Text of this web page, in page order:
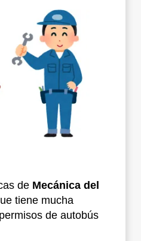
de Mecánica del
tiene mucha
de autobús